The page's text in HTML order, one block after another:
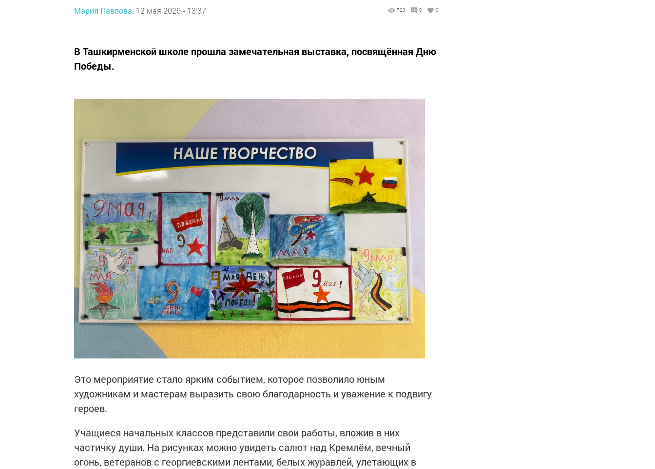
Мария Павлова, 12 мая 2026 - 13:37 723 0 0
В Ташкирменской школе прошла замечательная выставка, посвящённая Дню
Победы.
Это мероприятие стало ярким событием, которое позволило юным
художникам и мастерам выразить свою благодарность и уважение к подвигу
героев.
Учащиеся начальных классов представили свои работы, вложив в них
частичку души. На рисунках можно увидеть салют над Кремлём, вечный
огонь, ветеранов с георгиевскими лентами, белых журавлей, улетающих в